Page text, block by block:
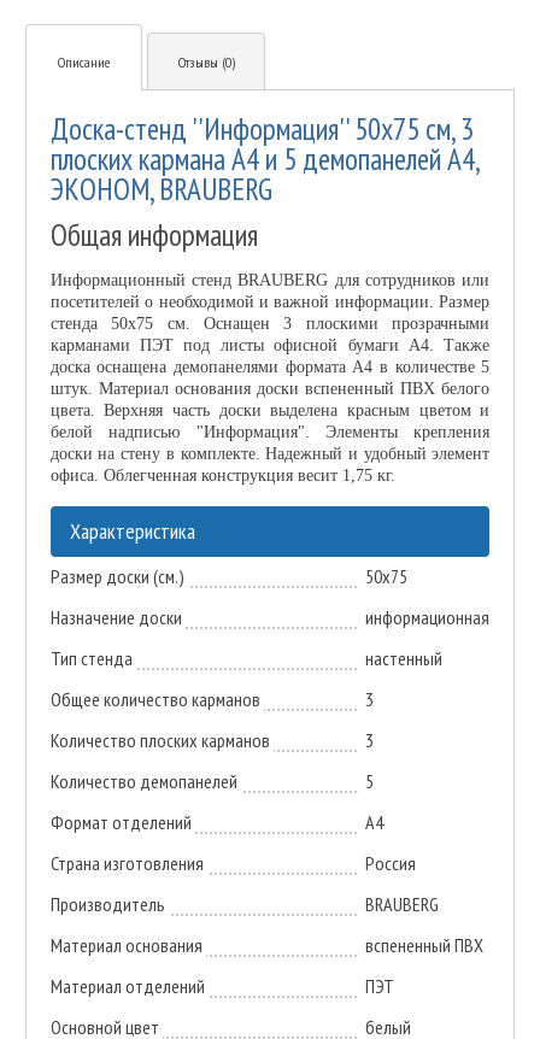
Описание Отзывы (0)
Доска-стенд ''Информация'' 50х75 см, 3
плоских кармана А4 и 5 демопанелей А4,
ЭКОНОМ, BRAUBERG
Общая информация
Информационный стенд BRAUBERG для сотрудников или
посетителей о необходимой и важной информации. Размер
стенда 50х75 см. Оснащен 3 плоскими прозрачными
карманами ПЭТ под листы офисной бумаги А4. Также
доска оснащена демопанелями формата А4 в количестве 5
штук. Материал основания доски вспененный ПВХ белого
цвета. Верхняя часть доски выделена красным цветом и
белой надписью "Информация". Элементы крепления
доски на стену в комплекте. Надежный и удобный элемент
офиса. Облегченная конструкция весит 1,75 кг.
Характеристика
Размер доски (см.)
50х75
Назначение доски
информационная
Тип стенда
настенный
Общее количество карманов
3
Количество плоских карманов
3
Количество демопанелей
5
Формат отделений
А4
Страна изготовления
Россия
Производитель
BRAUBERG
Материал основания
вспененный ПВХ
Материал отделений
ПЭТ
Основной цвет
белый